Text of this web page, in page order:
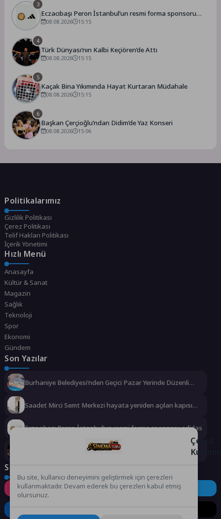
3
Eczacıbaşı Peron İstanbul’un resmi forma sponsoru
adidas
08.08.2026 15:15
4
Türk Dünyası’nın Kalbi Keçiören’de Attı
08.08.2026 15:15
5
Kaçak Bina Yıkımında Hayat Kurtaran Müdahale
08.08.2026 15:15
6
Başkan Çerçioğlu’ndan Didim’de Yaz Konseri
08.08.2026 15:06
Politikalarımız
Gizlilik Politikası
Çerez Politikası
Telif Hakları Politikası
İçerik Yönetimi
Hızlı Menü
Anasayfa
Kültür & Sanat
Magazin
Sağlık
Teknoloji
Spor
Ekonomi
Gündem
Son Yazılar
Burhaniye Belediyesi’nden Geçici Pazar Yerinde Düzenli
Saadet Mirci Semt Merkezi hayata yeniden açılan kapısı
Eczacıbaşı Peron İstanbul’un resmi forma sponsoru adidas
Türk Dünyası’nın Kalbi Keçiören’de Attı
Sosyal Medya
Instagram Facebook Twitter
LinkedIn YouTube TikTok
Çerez
Bu site, kullanıcı deneyimini geliştirmek için çerezleri
kullanmaktadır. Devam ederek bu çerezleri kabul etmiş
olursunuz.